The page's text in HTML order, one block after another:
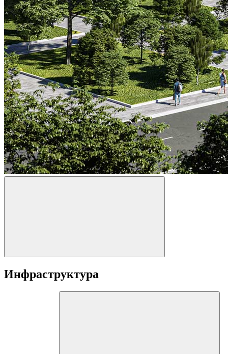
Инфраструктура